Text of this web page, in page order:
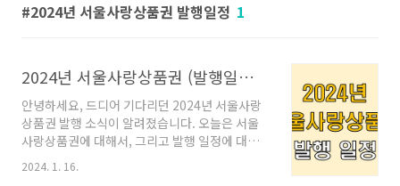
2024년 서울사랑상품권 발행일정 1
2024년 서울사랑상품권 (발행일정, 구입, 환불)
안녕하세요, 드디어 기다리던 2024년 서울사랑
상품권 발행 소식이 알려졌습니다. 오늘은 서울
사랑상품권에 대해서, 그리고 발행 일정에 대해
서 알아보겠습니다. ㅣ서울사랑상품권이란 서울
사랑상품권은 2020년 1월 17일 서울시 주관으
2024. 1. 16.